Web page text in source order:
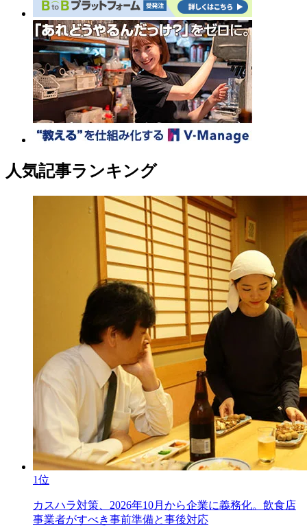
人気記事ランキング
1位
カスハラ対策、2026年10月から企業に義務化。飲食店
事業者がすべき事前準備と事後対応